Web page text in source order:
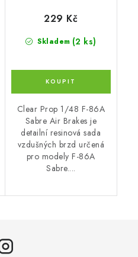
Skladem (2 ks)
229 Kč
Clear Prop 1/48 F-86A
Sabre Air Brakes je
detailní resinová sada
vzdušných brzd určená
pro modely F-86A
Sabre....